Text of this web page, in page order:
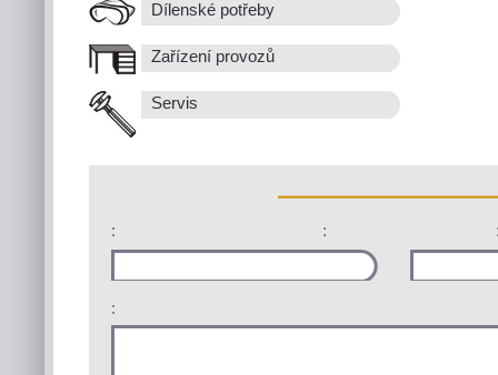
Dílenské potřeby
Zařízení provozů
Servis
: :
: